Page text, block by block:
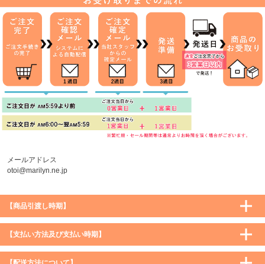
メールアドレス
otoi@marilyn.ne.jp
【商品引渡し時期】
【支払い方法及び支払い時期】